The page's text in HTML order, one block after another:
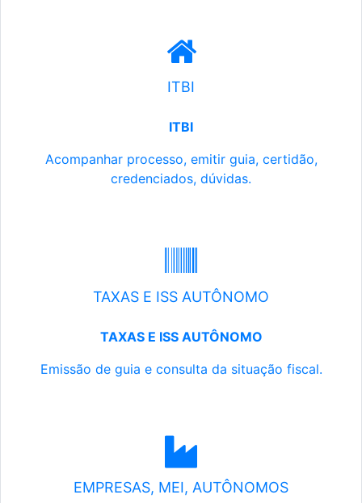
ITBI
ITBI
Acompanhar processo, emitir guia, certidão,
credenciados, dúvidas.
TAXAS E ISS AUTÔNOMO
TAXAS E ISS AUTÔNOMO
Emissão de guia e consulta da situação fiscal.
EMPRESAS, MEI, AUTÔNOMOS